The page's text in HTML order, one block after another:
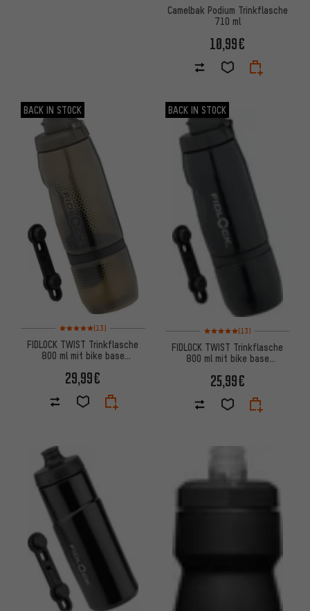
Camelbak Podium Trinkflasche
710 ml
10,99€
BACK IN STOCK
Bewertungen: 5 von 5 basierend auf 13 Bewertungen
(13)
FIDLOCK TWIST Trinkflasche
800 ml mit bike base
29,99€
BACK IN STOCK
Bewertungen: 5 von 5
(13)
FIDLOCK TWIST Trinkflasche
800 ml mit bike base
25,99€